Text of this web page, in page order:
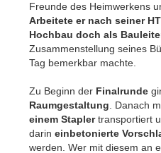
Freunde des Heimwerkens
Arbeitete er nach seiner
Hochbau doch als
Zusammenstellung seines
Tag bemerkbar machte.
Zu Beginn der Finalrunde
Raumgestaltung . Danach
einem Staplertransportiert
darin einbetonierte
werden. Wer mit diesem an